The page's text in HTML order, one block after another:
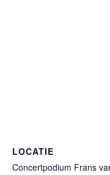
LOCATIE
Concertpodium Frans